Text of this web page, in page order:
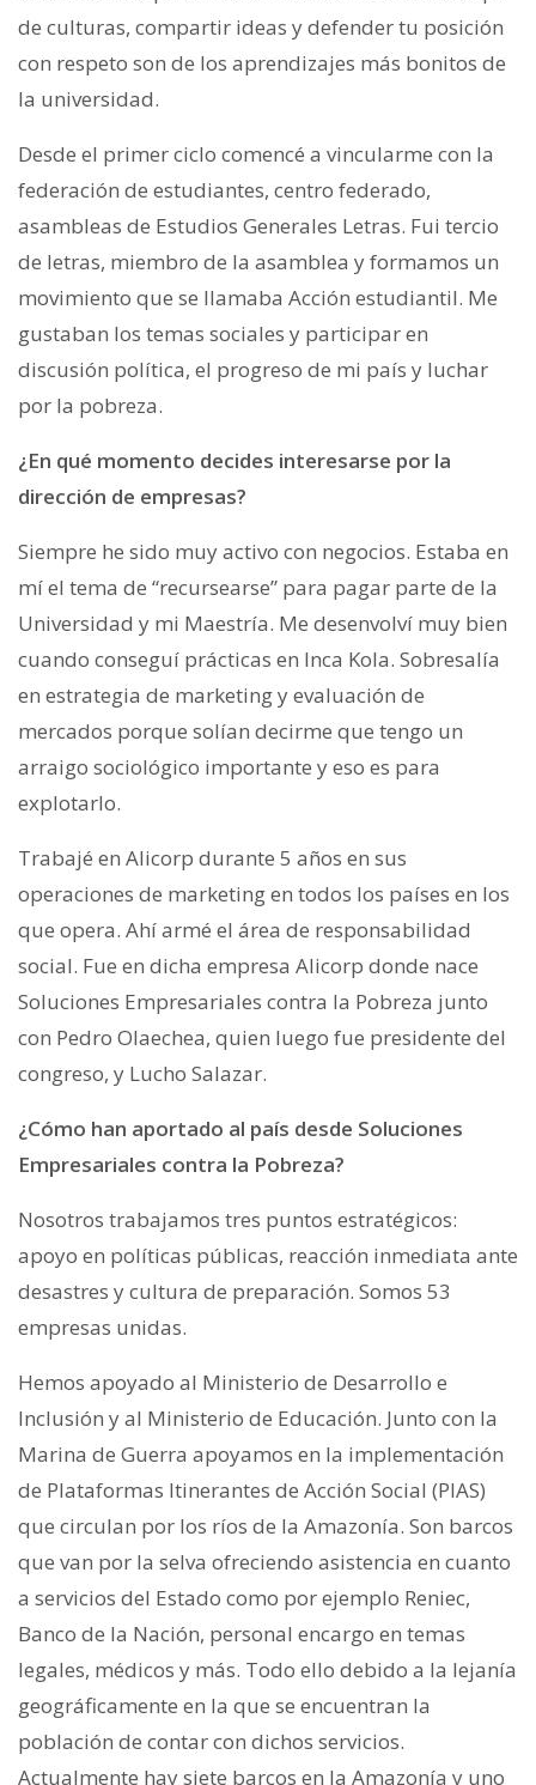
de culturas, compartir ideas y defender tu posición
con respeto son de los aprendizajes más bonitos de
la universidad.
Desde el primer ciclo comencé a vincularme con la
federación de estudiantes, centro federado,
asambleas de Estudios Generales Letras. Fui tercio
de letras, miembro de la asamblea y formamos un
movimiento que se llamaba Acción estudiantil. Me
gustaban los temas sociales y participar en
discusión política, el progreso de mi país y luchar
por la pobreza.
¿En qué momento decides interesarse por la
dirección de empresas?
Siempre he sido muy activo con negocios. Estaba en
mí el tema de “recursearse” para pagar parte de la
Universidad y mi Maestría. Me desenvolví muy bien
cuando conseguí prácticas en Inca Kola. Sobresalía
en estrategia de marketing y evaluación de
mercados porque solían decirme que tengo un
arraigo sociológico importante y eso es para
explotarlo.
Trabajé en Alicorp durante 5 años en sus
operaciones de marketing en todos los países en los
que opera. Ahí armé el área de responsabilidad
social. Fue en dicha empresa Alicorp donde nace
Soluciones Empresariales contra la Pobreza junto
con Pedro Olaechea, quien luego fue presidente del
congreso, y Lucho Salazar.
¿Cómo han aportado al país desde Soluciones
Empresariales contra la Pobreza?
Nosotros trabajamos tres puntos estratégicos:
apoyo en políticas públicas, reacción inmediata ante
desastres y cultura de preparación. Somos 53
empresas unidas.
Hemos apoyado al Ministerio de Desarrollo e
Inclusión y al Ministerio de Educación. Junto con la
Marina de Guerra apoyamos en la implementación
de Plataformas Itinerantes de Acción Social (PIAS)
que circulan por los ríos de la Amazonía. Son barcos
que van por la selva ofreciendo asistencia en cuanto
a servicios del Estado como por ejemplo Reniec,
Banco de la Nación, personal encargo en temas
legales, médicos y más. Todo ello debido a la lejanía
geográficamente en la que se encuentran la
población de contar con dichos servicios.
Actualmente hay siete barcos en la Amazonía y uno